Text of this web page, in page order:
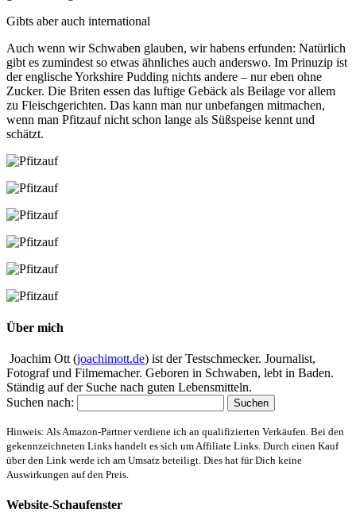
Gibts aber auch international
Auch wenn wir Schwaben glauben, wir habens erfunden: Natürlich
gibt es zumindest so etwas ähnliches auch anderswo. Im Prinuzip ist
der englische Yorkshire Pudding nichts andere – nur eben ohne
Zucker. Die Briten essen das luftige Gebäck als Beilage vor allem
zu Fleischgerichten. Das kann man nur unbefangen mitmachen,
wenn man Pfitzauf nicht schon lange als Süßspeise kennt und
schätzt.
Über mich
Joachim Ott (joachimott.de) ist der Testschmecker. Journalist,
Fotograf und Filmemacher. Geboren in Schwaben, lebt in Baden.
Ständig auf der Suche nach guten Lebensmitteln.
Suchen nach:
Hinweis: Als Amazon-Partner verdiene ich an qualifizierten Verkäufen. Bei den
gekennzeichneten Links handelt es sich um Affiliate Links. Durch einen Kauf
über den Link werde ich am Umsatz beteiligt. Dies hat für Dich keine
Auswirkungen auf den Preis.
Website-Schaufenster